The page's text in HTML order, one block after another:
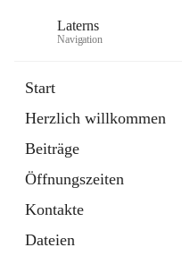
Laterns
Navigation
Start
Herzlich willkommen
Beiträge
Öffnungszeiten
Kontakte
Dateien
11 Schnellzugriffe
Soziales
1 Schnellzugriff